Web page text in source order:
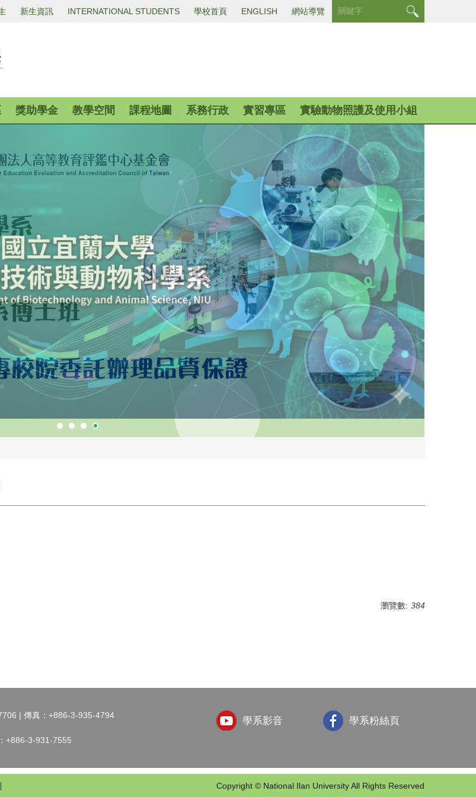
新生資訊 INTERNATIONAL STUDENTS 學校首頁 ENGLISH 網站導覽
獎助學金 教學空間 課程地圖 系務行政 實習專區 實驗動物照護及使用小組
瀏覽數: 384
| 傳真：+886-3-935-4794
+886-3-931-7555
學系影音 學系粉絲頁
Copyright © National Ilan University All Rights Reserved